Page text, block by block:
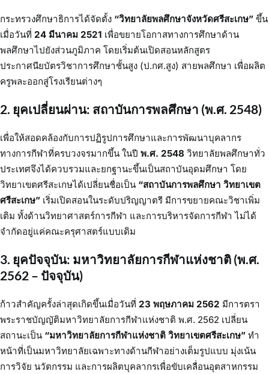
กระทรวงศึกษาธิการได้จัดตั้ง “วิทยาลัยพลศึกษาจังหวัดศรีสะเกษ” ขึ้น
เมื่อวันที่ 24 มีนาคม 2521 เพื่อขยายโอกาสทางการศึกษาด้าน
พลศึกษาไปยังส่วนภูมิภาค โดยเริ่มต้นเปิดสอนหลักสูตร
ประกาศนียบัตรวิชาการศึกษาชั้นสูง (ป.กศ.สูง) สายพลศึกษา เพื่อผลิต
ครูพละออกสู่โรงเรียนต่างๆ
2. ยุคเปลี่ยนผ่าน: สถาบันการพลศึกษา (พ.ศ. 2548)
เพื่อให้สอดคล้องกับการปฏิรูปการศึกษาและการพัฒนาบุคลากร
ทางการกีฬาที่ครบวงจรมากขึ้น ในปี พ.ศ. 2548 วิทยาลัยพลศึกษาทั่ว
ประเทศจึงได้ควบรวมและยกฐานะขึ้นเป็นสถาบันอุดมศึกษา โดย
วิทยาเขตศรีสะเกษได้เปลี่ยนชื่อเป็น “สถาบันการพลศึกษา วิทยาเขต
ศรีสะเกษ” เริ่มเปิดสอนในระดับปริญญาตรี มีการขยายคณะวิชาเพิ่ม
เติม ทั้งด้านวิทยาศาสตร์การกีฬา และการบริหารจัดการกีฬา ไม่ได้
จำกัดอยู่แค่คณะครุศาสตร์แบบเดิม
3. ยุคปัจจุบัน: มหาวิทยาลัยการกีฬาแห่งชาติ (พ.ศ.
2562 – ปัจจุบัน)
ก้าวสำคัญครั้งล่าสุดเกิดขึ้นเมื่อวันที่ 23 พฤษภาคม 2562 มีการตรา
พระราชบัญญัติมหาวิทยาลัยการกีฬาแห่งชาติ พ.ศ. 2562 เปลี่ยน
สถานะเป็น “มหาวิทยาลัยการกีฬาแห่งชาติ วิทยาเขตศรีสะเกษ” ทำ
หน้าที่เป็นมหาวิทยาลัยเฉพาะทางด้านกีฬาอย่างเต็มรูปแบบ มุ่งเน้น
การวิจัย นวัตกรรม และการผลิตบุคลากรเพื่อขับเคลื่อนอุตสาหกรรม